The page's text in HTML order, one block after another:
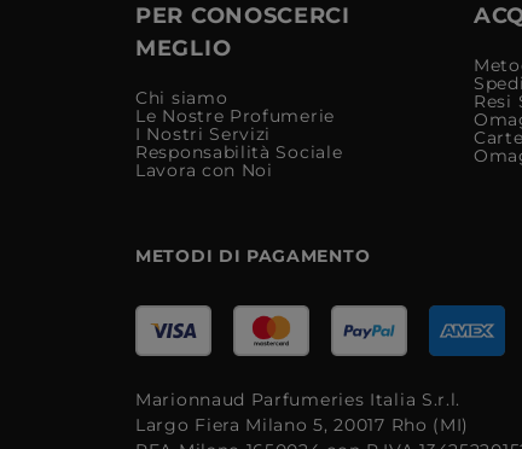
PER CONOSCERCI
MEGLIO
Chi siamo
Le Nostre Profumerie
I Nostri Servizi
Responsabilità Sociale
Lavora con Noi
Resi
METODI DI PAGAMENTO
Marionnaud Parfumeries Italia S.r.l.
Largo Fiera Milano 5, 20017 Rho (MI)